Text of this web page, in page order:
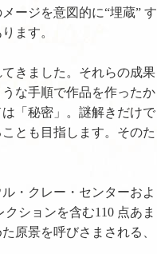
ージを意図的に“埋蔵” す
ます。
きました。それらの成果
な手順で作品を作ったか
「秘密」。謎解きだけで
とも目指します。そのた
・クレー・センターおよ
ションを含む110 点あま
原景を呼びさまされる、